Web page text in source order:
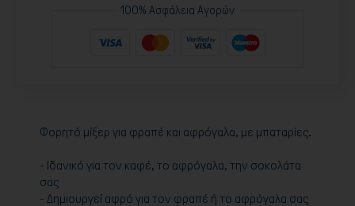
100% Ασφάλεια Αγορών
Φορητό μίξερ για φραπέ και αφρόγαλα, με μπαταρίες.
- Ιδανικό για τον καφέ, το αφρόγαλα, την σοκολάτα
σας
- Δημιουργεί αφρό για τον φραπέ ή το αφρόγαλα σας